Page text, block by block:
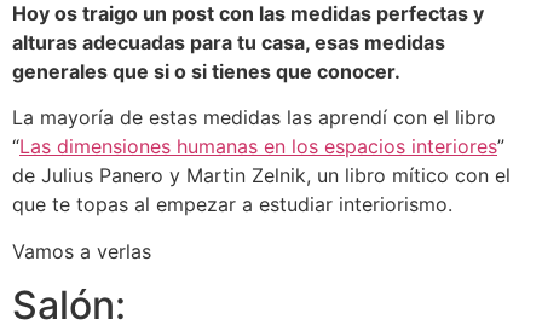
Hoy os traigo un post con las medidas perfectas y
alturas adecuadas para tu casa, esas medidas
generales que si o si tienes que conocer.
La mayoría de estas medidas las aprendí con el libro
“Las dimensiones humanas en los espacios interiores”
de Julius Panero y Martin Zelnik, un libro mítico con el
que te topas al empezar a estudiar interiorismo.
Vamos a verlas
Salón: